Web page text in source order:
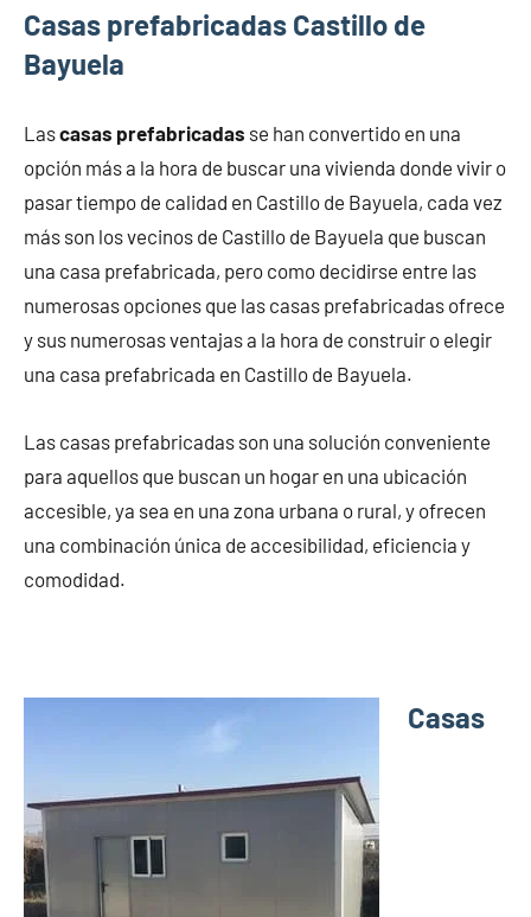
Casas prefabricadas Castillo de
Bayuela
Lascasas prefabricadas se han convertido en una
opción más a la hora de buscar una vivienda donde vivir o
pasar tiempo de calidad en Castillo de Bayuela, cada vez
más son los vecinos de Castillo de Bayuela que buscan
una casa prefabricada, pero como decidirse entre las
numerosas opciones que las casas prefabricadas ofrece
y sus numerosas ventajas a la hora de construir o elegir
una casa prefabricada en Castillo de Bayuela.
Las casas prefabricadas son una solución conveniente
para aquellos que buscan un hogar en una ubicación
accesible, ya sea en una zona urbana o rural, y ofrecen
una combinación única de accesibilidad, eficiencia y
comodidad.
Casas